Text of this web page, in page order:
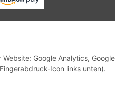
Google Analytics, Google
Icon links unten).